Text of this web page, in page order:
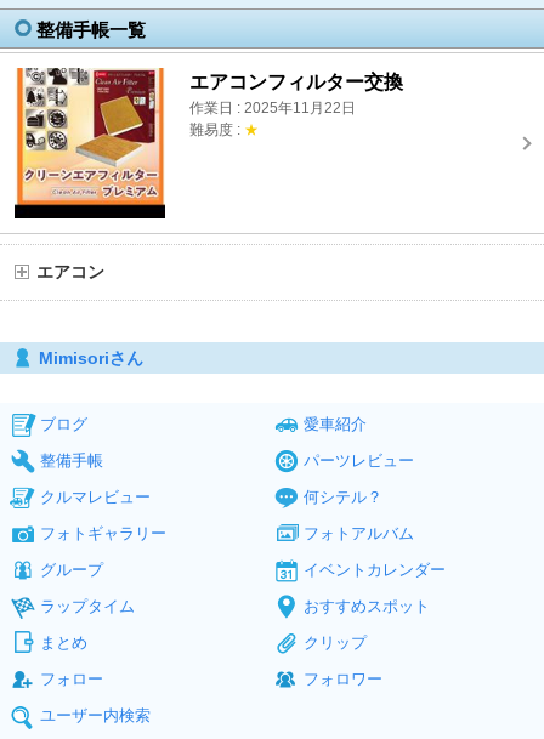
整備手帳一覧
エアコンフィルター交換
作業日 : 2025年11月22日
難易度 : ★
エアコン
Mimisoriさん
ブログ
愛車紹介
整備手帳
パーツレビュー
クルマレビュー
何シテル？
フォトギャラリー
フォトアルバム
グループ
イベントカレンダー
ラップタイム
おすすめスポット
まとめ
クリップ
フォロー
フォロワー
ユーザー内検索